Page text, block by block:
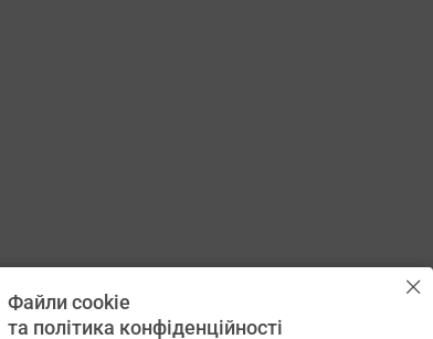
Файли cookie
та політика конфіденційності